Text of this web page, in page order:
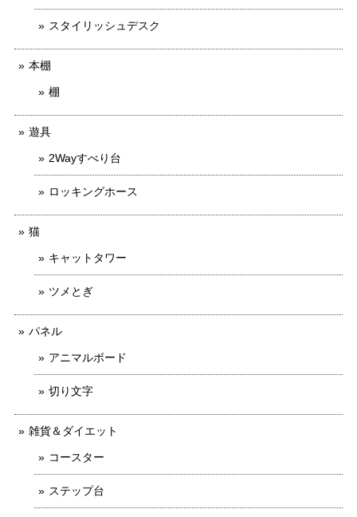
スタイリッシュデスク
本棚
棚
遊具
2Wayすべり台
ロッキングホース
猫
キャットタワー
ツメとぎ
パネル
アニマルボード
切り文字
雑貨＆ダイエット
コースター
ステップ台